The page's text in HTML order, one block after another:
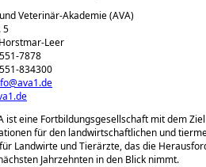
Veterinär-Akademie (AVA)
5
Leer
7878
834300
ist eine Fortbildungsgesellschaft mit dem
für den landwirtschaftlichen und
Landwirte und Tierärzte, das die
Jahrzehnten in den Blick nimmt.